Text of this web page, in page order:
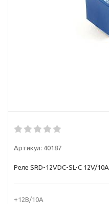
Артикул: 40187
Реле SRD-12VDC-SL-C 12V/10A
+12В/10А